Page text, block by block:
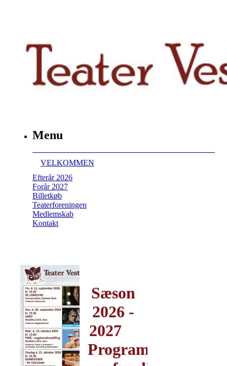
Menu
VELKOMMEN
Efterår 2026
Forår 2027
Billetkøb
Teaterforeningen
Medlemskab
Kontakt
Sæson
2026 -
2027
Programmet